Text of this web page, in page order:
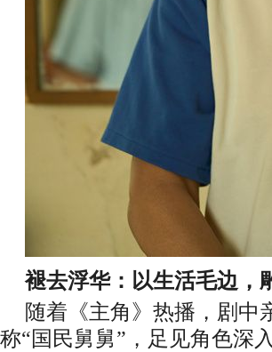
褪去浮华：以生活毛边，
随着《主角》热播，剧中
称“国民舅舅”，足见角色深